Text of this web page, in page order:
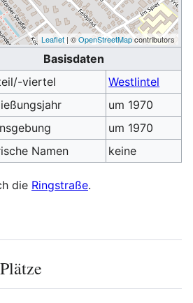
Leaflet | ©OpenStreetMapcontributors
Basisdaten
viertel
Westlintel
um 1970
um 1970
Namen
keine
die Ringstraße.